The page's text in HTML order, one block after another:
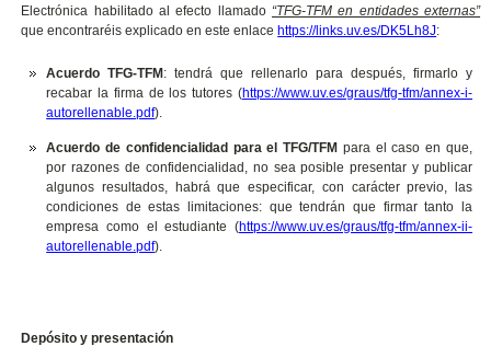
Electrónica habilitado al efecto llamado “TFG-TFM en entidades externas”
que encontraréis explicado en este enlace https://links.uv.es/DK5Lh8J:
Acuerdo TFG-TFM : tendrá que rellenarlo para después, firmarlo y
recabar la firma de los tutores (https://www.uv.es/graus/tfg-tfm/annex-i-
autorellenable.pdf).
Acuerdo de confidencialidad para el TFG/TFM para el caso en que,
por razones de confidencialidad, no sea posible presentar y publicar
algunos resultados, habrá que especificar, con carácter previo, las
condiciones de estas limitaciones: que tendrán que firmar tanto la
empresa como el estudiante (https://www.uv.es/graus/tfg-tfm/annex-ii-
autorellenable.pdf).
Depósito y presentación